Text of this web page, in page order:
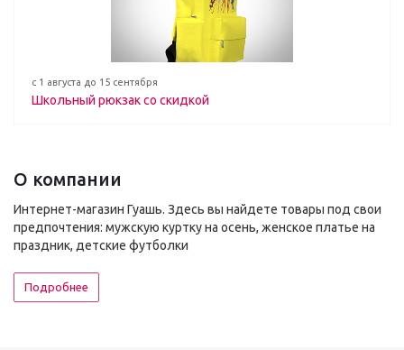
с 1 августа до 15 сентября
Школьный рюкзак со скидкой
О компании
Интернет-магазин Гуашь. Здесь вы найдете товары под свои
предпочтения: мужскую куртку на осень, женское платье на
праздник, детские футболки
Подробнее